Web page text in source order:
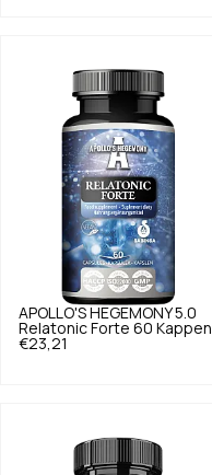
APOLLO'S HEGEMONY 5.0
Relatonic Forte 60 Kappen.
€23,21